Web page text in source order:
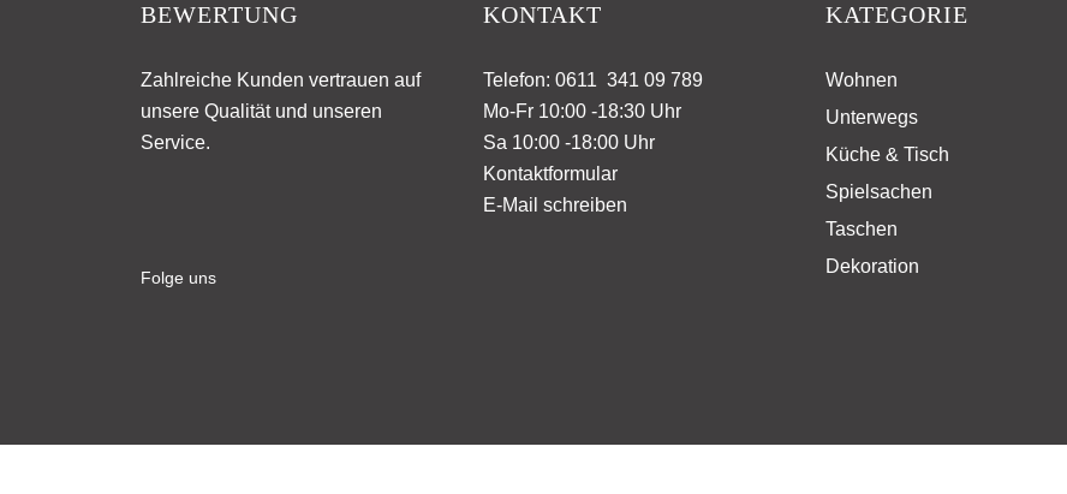
BEWERTUNG
Zahlreiche Kunden vertrauen auf
unsere Qualität und unseren
Service.
Folge uns
KONTAKT
Telefon: 0611 341 09 789
Mo-Fr 10:00 -18:30 Uhr
Sa 10:00 -18:00 Uhr
Kontaktformular
E-Mail schreiben
KATEGORIE
Wohnen
Unterwegs
Küche & Tisch
Spielsachen
Taschen
Dekoration